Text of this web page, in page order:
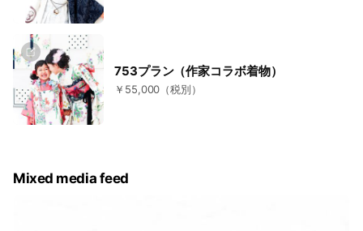
753プラン（作家コラボ着物）
￥55,000（税別）
Mixed media feed